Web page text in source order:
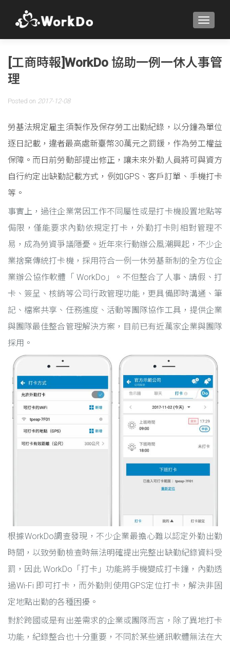
[工商時報]WorkDo 協助一例一休人事管
理
Posted on 2017-12-08
勞基法規定雇主須製作及保存勞工出勤紀錄，以分鐘為單位
逐日記載，違者最高處新臺幣30萬元之罰鍰，作為勞工權益
保障。而日前勞動部提出修正，讓未來外勤人員將可與資方
自行約定出缺勤記載方式，例如GPS、客戶訂單、手機打卡
等。
事實上，過往企業常因工作不同屬性或是打卡機設置地點等
侷限，僅能要求內勤依規定打卡，外勤打卡則相對管理不
易，成為勞資爭議隱憂。近年來行動辦公風潮興起，不少企
業捨棄傳統打卡機，採用符合一例一休勞基新制的全方位企
業辦公協作軟體「 WorkDo」。不但整合了人事、請假、打
卡、簽呈、核銷等公司行政管理功能，更具備即時溝通、筆
記、檔案共享、任務進度、活動等團隊協作工具，提供企業
與團隊最佳整合管理解決方案，目前已有近萬家企業與團隊
採用。
根據WorkDo調查發現，不少企業最擔心難以認定外勤出勤
時間，以致勞動檢查時無法明確提出完整出缺勤紀錄資料受
罰，因此 WorkDo「打卡」功能將手機變成打卡鐘，內勤透
過Wi-Fi 即可打卡，而外勤則使用GPS定位打卡，解決非固
定地點出勤的各種困擾。
對於跨國或是有出差需求的企業或團隊而言，除了異地打卡
功能，紀錄整合也十分重要，不同於某些通訊軟體無法在大